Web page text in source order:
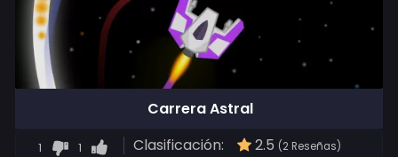
Carrera Astral
1 1 Clasificación: 2.5 (2 Reseñas)